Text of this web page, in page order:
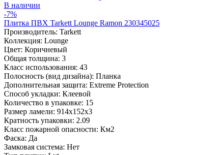
В наличии
-7%
Плитка ПВХ Tarkett Lounge Ramon 230345025
Производитель: Tarkett
Коллекция: Lounge
Цвет: Коричневый
Общая толщина: 3
Класс использования: 43
Полосность (вид дизайна): Планка
Дополнительная защита: Extreme Protection
Способ укладки: Клеевой
Количество в упаковке: 15
Размер ламели: 914x152x3
Кратность упаковки: 2.09
Класс пожарной опасности: Км2
Фаска: Да
Замковая система: Нет